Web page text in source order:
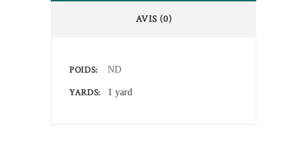
AVIS (0)
POIDS ND
YARDS 1 yard